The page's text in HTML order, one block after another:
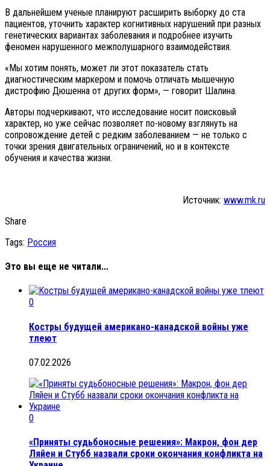
В дальнейшем ученые планируют расширить выборку до ста
пациентов, уточнить характер когнитивных нарушений при разных
генетических вариантах заболевания и подробнее изучить
феномен нарушенного межполушарного взаимодействия.
«Мы хотим понять, может ли этот показатель стать
диагностическим маркером и помочь отличать мышечную
дистрофию Дюшенна от других форм», — говорит Шалина.
Авторы подчеркивают, что исследование носит поисковый
характер, но уже сейчас позволяет по-новому взглянуть на
сопровождение детей с редким заболеванием — не только с
точки зрения двигательных ограничений, но и в контексте
обучения и качества жизни.
Источник: www.mk.ru
Share
Tags: Россия
Это вы еще не читали...
0
Костры будущей американо-канадской войны уже
тлеют
07.02.2026
0
«Приняты судьбоносные решения»: Макрон, фон дер
Ляйен и Стубб назвали сроки окончания конфликта на